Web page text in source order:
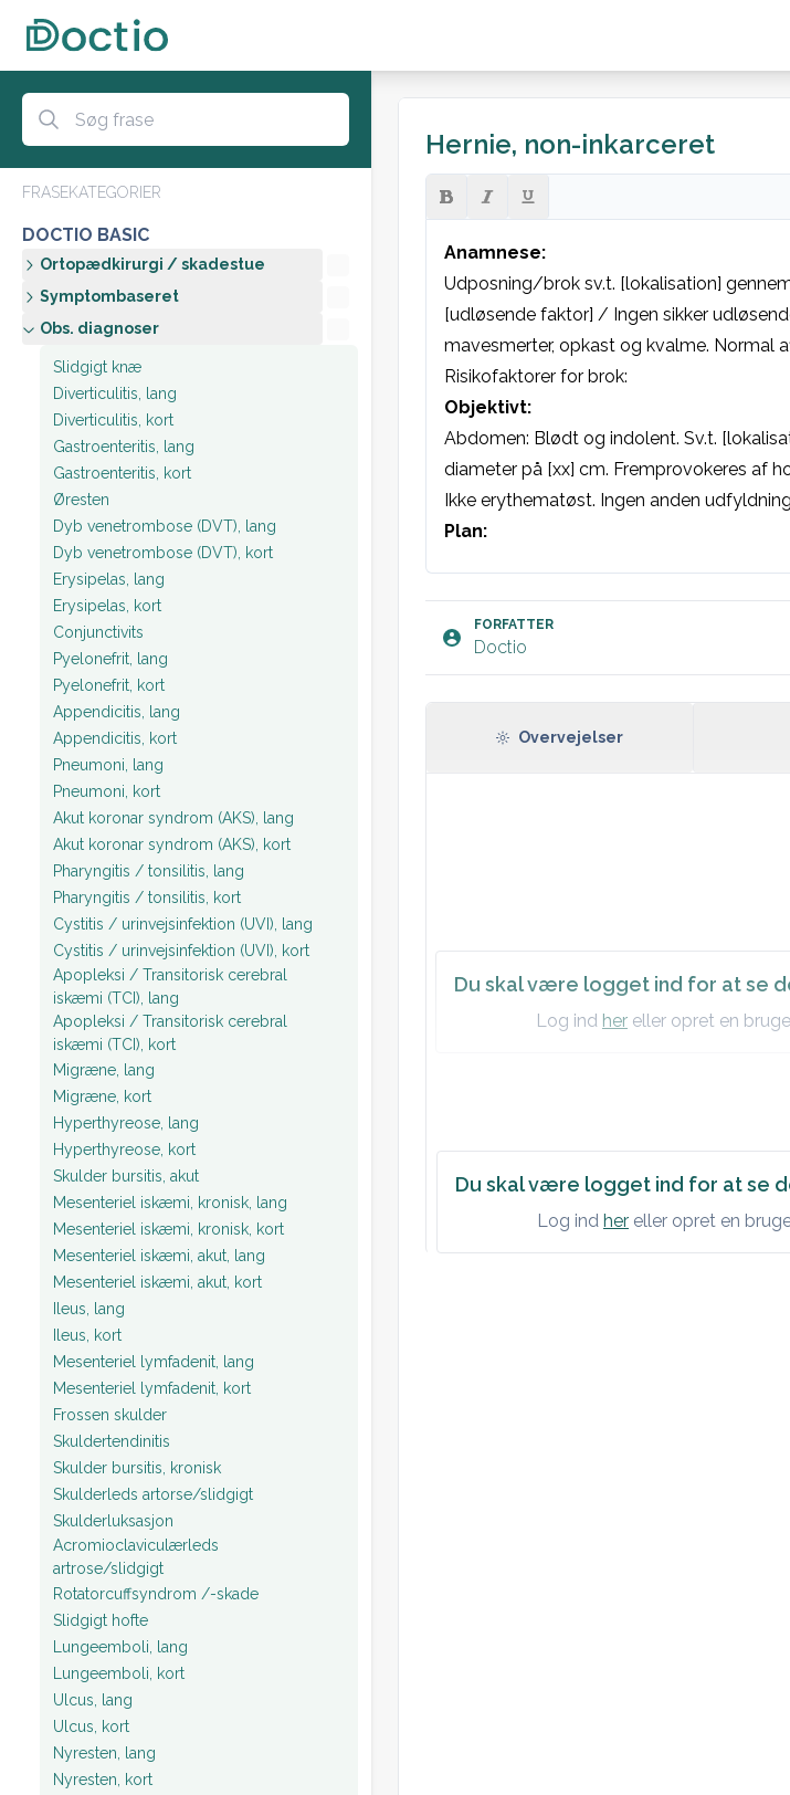
FRASEKATEGORIER
DOCTIO BASIC
Ortopædkirurgi / skadestue
Symptombaseret
Obs. diagnoser
Slidgigt knæ
Diverticulitis, lang
Diverticulitis, kort
Gastroenteritis, lang
Gastroenteritis, kort
Øresten
Dyb venetrombose (DVT), lang
Dyb venetrombose (DVT), kort
Erysipelas, lang
Erysipelas, kort
Conjunctivits
Pyelonefrit, lang
Pyelonefrit, kort
Appendicitis, lang
Appendicitis, kort
Pneumoni, lang
Pneumoni, kort
Akut koronar syndrom (AKS), lang
Akut koronar syndrom (AKS), kort
Pharyngitis / tonsilitis, lang
Pharyngitis / tonsilitis, kort
Cystitis / urinvejsinfektion (UVI), lang
Cystitis / urinvejsinfektion (UVI), kort
Apopleksi / Transitorisk cerebral
iskæmi (TCI), lang
Apopleksi / Transitorisk cerebral
iskæmi (TCI), kort
Migræne, lang
Migræne, kort
Hyperthyreose, lang
Hyperthyreose, kort
Skulder bursitis, akut
Mesenteriel iskæmi, kronisk, lang
Mesenteriel iskæmi, kronisk, kort
Mesenteriel iskæmi, akut, lang
Mesenteriel iskæmi, akut, kort
Ileus, lang
Ileus, kort
Mesenteriel lymfadenit, lang
Mesenteriel lymfadenit, kort
Frossen skulder
Skuldertendinitis
Skulder bursitis, kronisk
Skulderleds artorse/slidgigt
Skulderluksasjon
Acromioclaviculærleds
artrose/slidgigt
Rotatorcuffsyndrom /-skade
Slidgigt hofte
Lungeemboli, lang
Lungeemboli, kort
Ulcus, lang
Ulcus, kort
Nyresten, lang
Nyresten, kort
Hernie, non-inkarceret
Anamnese:
Udposning/brok sv.t. [lokalisation]
[udløsende faktor] / Ingen sikker
mavesmerter, opkast og kvalme. Normal
Risikofaktorer for brok:
Objektivt:
Abdomen: Blødt og indolent. Sv.t.
diameter på [xx] cm. Fremprovokeres af
Ikke erythematøst. Ingen anden
Plan:
Du skal være logget ind for at se
Log ind her eller opret en
FORFATTER
Doctio
Overvejelser
Du skal være logget ind for at se
Log ind her eller opret en